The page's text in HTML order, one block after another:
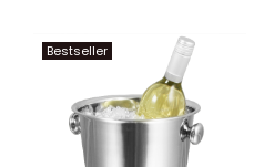
Bestseller